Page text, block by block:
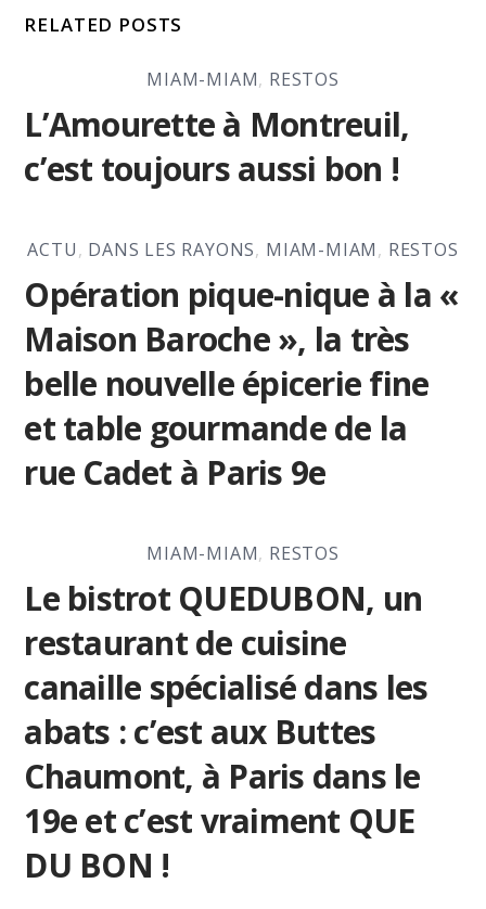
RELATED POSTS
MIAM-MIAM, RESTOS
L’Amourette à Montreuil,
c’est toujours aussi bon !
ACTU, DANS LES RAYONS, MIAM-MIAM, RESTOS
Opération pique-nique à la «
Maison Baroche », la très
belle nouvelle épicerie fine
et table gourmande de la
rue Cadet à Paris 9e
MIAM-MIAM, RESTOS
Le bistrot QUEDUBON, un
restaurant de cuisine
canaille spécialisé dans les
abats : c’est aux Buttes
Chaumont, à Paris dans le
19e et c’est vraiment QUE
DU BON !